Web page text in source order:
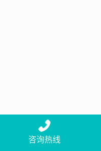
咨询热线